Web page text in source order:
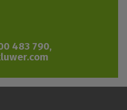
483 790,